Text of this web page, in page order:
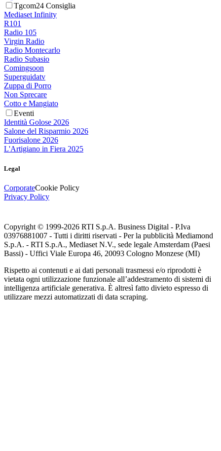
Tgcom24 Consiglia
Mediaset Infinity
R101
Radio 105
Virgin Radio
Radio Montecarlo
Radio Subasio
Comingsoon
Superguidatv
Zuppa di Porro
Non Sprecare
Cotto e Mangiato
Eventi
Identità Golose 2026
Salone del Risparmio 2026
Fuorisalone 2026
L'Artigiano in Fiera 2025
Legal
CorporateCookie Policy
Privacy Policy
Copyright © 1999-2026 RTI S.p.A. Business Digital - P.Iva
03976881007 - Tutti i diritti riservati - Per la pubblicità Mediamond
S.p.A. - RTI S.p.A., Mediaset N.V., sede legale Amsterdam (Paesi
Bassi) - Uffici Viale Europa 46, 20093 Cologno Monzese (MI)
Rispetto ai contenuti e ai dati personali trasmessi e/o riprodotti è
vietata ogni utilizzazione funzionale all’addestramento di sistemi di
intelligenza artificiale generativa. È altresì fatto divieto espresso di
utilizzare mezzi automatizzati di data scraping.